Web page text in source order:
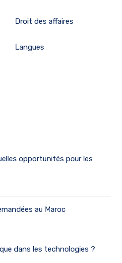
Droit des affaires
Langues
opportunités pour les
au Maroc
dans les technologies ?